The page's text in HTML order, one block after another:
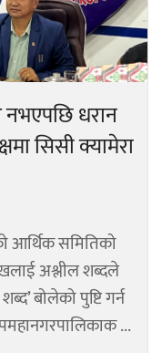
धरान
सिसी क्यामेरा
आर्थिक समितिको
अश्लील शब्दले
बोलेको पुष्टि गर्न
...